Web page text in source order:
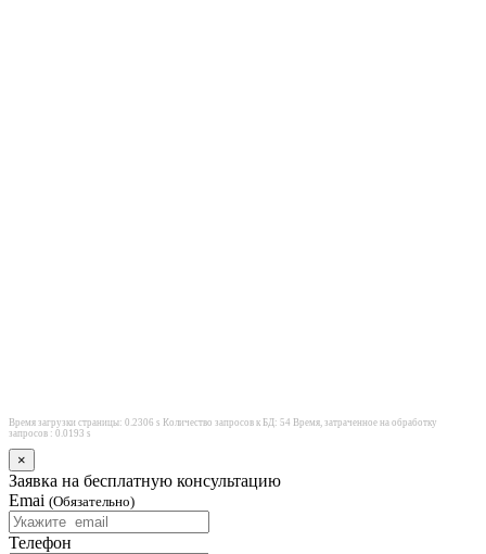
Время загрузки страницы: 0.2306 s Количество запросов к БД: 54 Время, затраченное на обработку
запросов : 0.0193 s
×
Заявка на бесплатную консультацию
Emai (Обязательно)
Телефон